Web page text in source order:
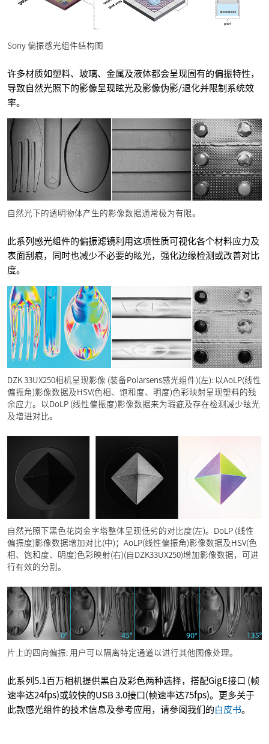
Sony 偏振感光组件结构图
许多材质如塑料、玻璃、金属及液体都会呈现固有的偏振特性，
导致自然光照下的影像呈现眩光及影像伪影/退化并限制系统效
率。
自然光下的透明物体产生的影像数据通常极为有限。
此系列感光组件的偏振滤镜利用这项性质可视化各个材料应力及
表面刮痕，同时也减少不必要的眩光，强化边缘检测或改善对比
度。
DZK 33UX250相机呈现影像 (装备Polarsens感光组件)(左): 以AoLP(线性
偏振角)影像数据及HSV(色相、饱和度、明度)色彩映射呈现塑料的残
余应力。以DoLP (线性偏振度)影像数据来为瑕疵及存在检测减少眩光
及增进对比。
自然光照下黑色花岗金字塔整体呈现低劣的对比度(左)。DoLP (线性
偏振度)影像数据增加对比(中)；AoLP(线性偏振角)影像数据及HSV(色
相、饱和度、明度)色彩映射(右)(自DZK33UX250)增加影像数据，可进
行有效的分割。
片上的四向偏振: 用户可以隔离特定通道以进行其他图像处理。
此系列5.1百万相机提供黑白及彩色两种选择，搭配GigE接口 (帧
速率达24fps)或较快的USB 3.0接口(帧速率达75fps)。更多关于
此款感光组件的技术信息及参考应用，请参阅我们的白皮书。